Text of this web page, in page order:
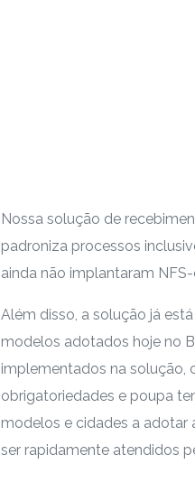
Nossa solução de
padroniza processos
ainda não implantaram NFS-
Além disso, a solução já
modelos adotados hoje no
implementados na solução,
obrigatoriedades e poupa
modelos e cidades a adotar
ser rapidamente atendidos